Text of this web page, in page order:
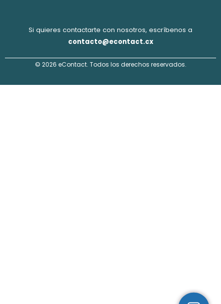
Si quieres contactarte con nosotros, escríbenos a
contacto@econtact.cx
© 2026 eContact. Todos los derechos reservados.